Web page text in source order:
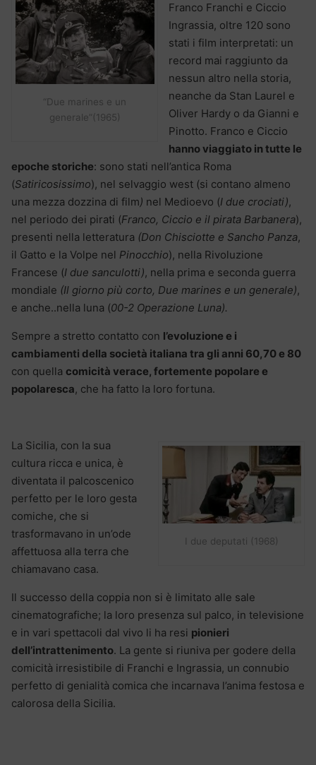
“Due marines e un
generale”(1965)
Franco Franchi e Ciccio
Ingrassia, oltre 120 sono
stati i film interpretati: un
record mai raggiunto da
nessun altro nella storia,
neanche da Stan Laurel e
Oliver Hardy o da Gianni e
Pinotto. Franco e Ciccio
hanno viaggiato in tutte le
epoche storiche: sono stati nell’antica Roma
(Satiricosissimo), nel selvaggio west (si contano almeno
una mezza dozzina di film) nel Medioevo (I due crociati),
nel periodo dei pirati (Franco, Ciccio e il pirata Barbanera),
presenti nella letteratura (Don Chisciotte e Sancho Panza,
il Gatto e la Volpe nel Pinocchio), nella Rivoluzione
Francese (I due sanculotti), nella prima e seconda guerra
mondiale (Il giorno più corto, Due marines e un generale),
e anche..nella luna (00-2 Operazione Luna).
Sempre a stretto contatto con l’evoluzione e i
cambiamenti della società italiana tra gli anni 60,70 e 80
con quella comicità verace, fortemente popolare e
popolaresca, che ha fatto la loro fortuna.
I due deputati (1968)
La Sicilia, con la sua
cultura ricca e unica, è
diventata il palcoscenico
perfetto per le loro gesta
comiche, che si
trasformavano in un’ode
affettuosa alla terra che
chiamavano casa.
Il successo della coppia non si è limitato alle sale
cinematografiche; la loro presenza sul palco, in televisione
e in vari spettacoli dal vivo li ha resi pionieri
dell’intrattenimento. La gente si riuniva per godere della
comicità irresistibile di Franchi e Ingrassia, un connubio
perfetto di genialità comica che incarnava l’anima festosa e
calorosa della Sicilia.